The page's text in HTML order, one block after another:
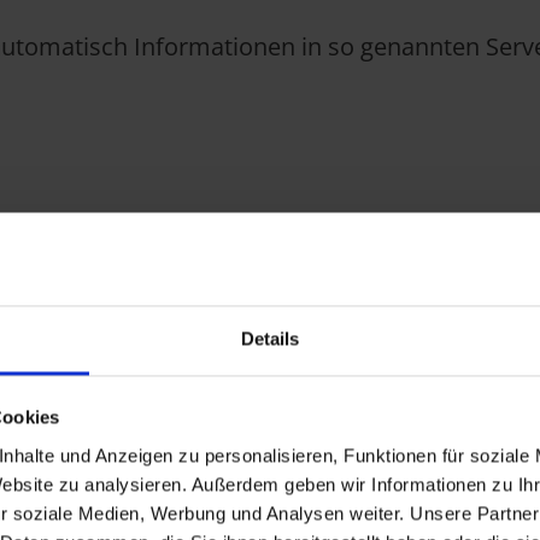
Details
und Anzeigen zu personalisieren, Funktionen für soziale
zu analysieren. Außerdem geben wir Informationen zu
soziale Medien, Werbung und Analysen weiter. Unsere
Informationen in so genannten
Datenquellen wird von uns nicht
für eine rechtswidrige Nutzung
natürlichen Person kommen. Wir
Informationen, die zur Analyse des